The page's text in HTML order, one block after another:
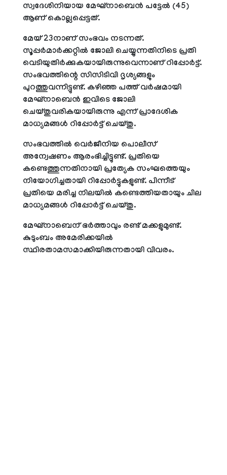
സ്വദേശിനിയായ മേഘ്‌നാബെന്‍ പട്ടേല്‍ (45)
ആണ് കൊല്ലപ്പെട്ടത്.
മേയ് 23നാണ് സംഭവം നടന്നത്.
സൂപ്പര്‍മാര്‍ക്കറ്റില്‍ ജോലി ചെയ്യുന്നതിനിടെ പ്രതി
വെടിയുതിര്‍ക്കുകയായിരുന്നുവെന്നാണ് റിപ്പോര്‍ട്ട്.
സംഭവത്തിന്റെ സിസിടിവി ദൃശ്യങ്ങളും
പുറത്തുവന്നിട്ടുണ്ട്. കഴിഞ്ഞ പത്ത് വര്‍ഷമായി
മേഘ്‌നാബെന്‍ ഇവിടെ ജോലി
ചെയ്തുവരികയായിരുന്നു എന്ന് പ്രാദേശിക
മാധ്യമങ്ങള്‍ റിപ്പോര്‍ട്ട് ചെയ്തു.
സംഭവത്തില്‍ വെര്‍ജീനിയ പൊലീസ്
അന്വേഷണം ആരംഭിച്ചിട്ടുണ്ട്. പ്രതിയെ
കണ്ടെത്തുന്നതിനായി പ്രത്യേക സംഘത്തെയും
നിയോഗിച്ചതായി റിപ്പോര്‍ട്ടുകളുണ്ട്. പിന്നീട്
പ്രതിയെ മരിച്ച നിലയില്‍ കണ്ടെത്തിയതായും ചില
മാധ്യമങ്ങള്‍ റിപ്പോര്‍ട്ട് ചെയ്തു.
മേഘ്‌നാബെന് ഭര്‍ത്താവും രണ്ട് മക്കളുമുണ്ട്.
കുടുംബം അമേരിക്കയില്‍
സ്ഥിരതാമസമാക്കിയിരുന്നതായി വിവരം.